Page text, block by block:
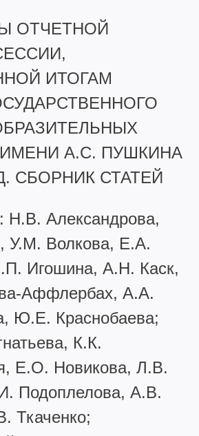
ОТЧЕТНОЙ
ИТОГАМ
А.С. ПУШКИНА
СБОРНИК СТАТЕЙ
Н.В. Александрова,
У.М. Волкова, Е.А.
Игошина, А.Н. Каск,
Аффлербах, А.А.
Ю.Е. Краснобаева;
К.К.
Е.О. Новикова, Л.В.
Подоплелова, А.В.
Ткаченко;